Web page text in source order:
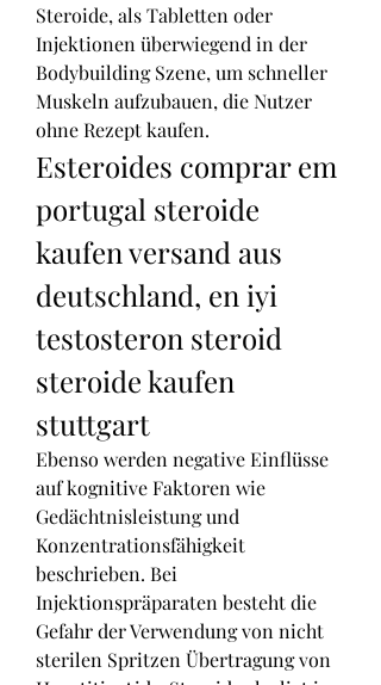
Steroide, als Tabletten oder
Injektionen überwiegend in der
Bodybuilding Szene, um schneller
Muskeln aufzubauen, die Nutzer
ohne Rezept kaufen.
Esteroides comprar em
portugal steroide
kaufen versand aus
deutschland, en iyi
testosteron steroid
steroide kaufen
stuttgart
Ebenso werden negative Einflüsse
auf kognitive Faktoren wie
Gedächtnisleistung und
Konzentrationsfähigkeit
beschrieben. Bei
Injektionspräparaten besteht die
Gefahr der Verwendung von nicht
sterilen Spritzen Übertragung von